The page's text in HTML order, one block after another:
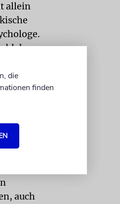
allein
Samad
auch
die
finden